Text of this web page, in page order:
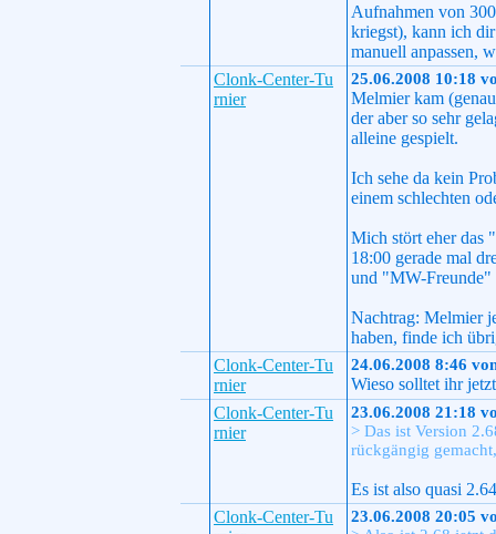
Aufnahmen von
kriegst), kann ich
manuell anpassen,
Clonk-Center-Tu
rnier
25.06.2008 10:18
Melmier kam
der aber so sehr
alleine gespielt.
Ich sehe da kein
einem schlechten
Mich stört eher das
18:00 gerade mal
und "MW-Freunde"
Nachtrag: Melmier
haben, finde ich
Clonk-Center-Tu
rnier
24.06.2008 8:46
Wieso solltet ihr
Clonk-Center-Tu
rnier
23.06.2008 21:18
> Das ist Version
rückgängig
Es ist also quasi
Clonk-Center-Tu
23.06.2008 20:05